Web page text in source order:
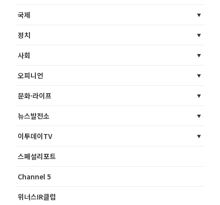
국제
정치
사회
오피니언
문화·라이프
뉴스발전소
이투데이TV
스페셜리포트
Channel 5
위너스IR클럽